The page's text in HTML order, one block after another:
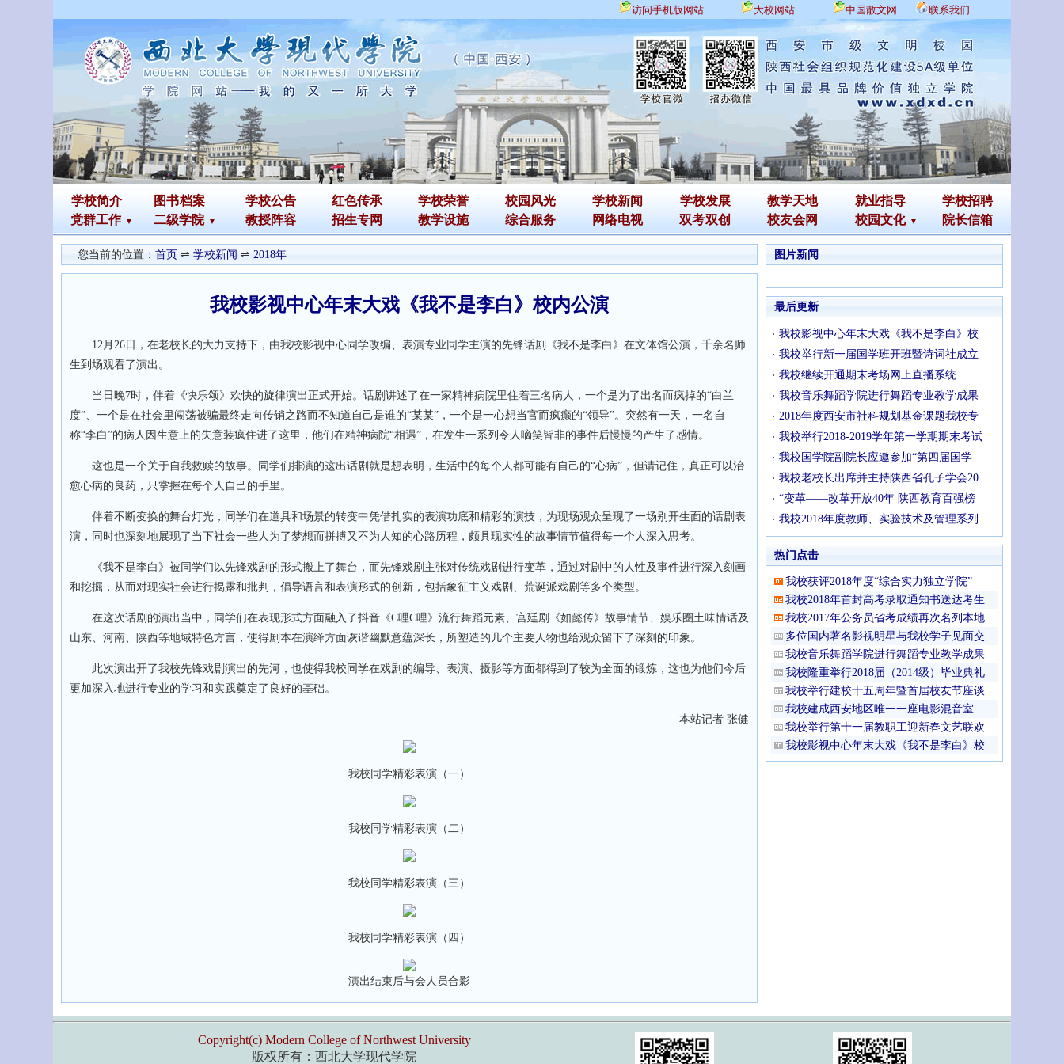
访问手机版网站 大校网站 中国散文网 联系我们
学校简介 图书档案 学校公告 红色传承 学校荣誉 校园风光 学校新闻 学校发展 教学天地 就业指导
学校招聘
党群工作
二级学院 教授阵容 招生专网 教学设施 综合服务 网络电视 双考双创 校友会网 校园文化 院长信箱
您当前的位置： 首页 ⇌ 学校新闻 ⇌ 2018年
我校影视中心年末大戏《我不是李白》校内公演
12月26日，在老校长的大力支持下，由我校影视中心同学改编、表演专业同学主演的先锋话剧《我不是李白》在文体馆公演，千余名师
生到场观看了演出。
当日晚7时，伴着《快乐颂》欢快的旋律演出正式开始。话剧讲述了在一家精神病院里住着三名病人，一个是为了出名而疯掉的“白兰
度”、一个是在社会里闯荡被骗最终走向传销之路而不知道自己是谁的“某某”，一个是一心想当官而疯癫的“领导”。突然有一天，一名自
称“李白”的病人因生意上的失意装疯住进了这里，他们在精神病院“相遇”，在发生一系列令人嘀笑皆非的事件后慢慢的产生了感情。
这也是一个关于自我救赎的故事。同学们排演的这出话剧就是想表明，生活中的每个人都可能有自己的“心病”，但请记住，真正可以治
愈心病的良药，只掌握在每个人自己的手里。
伴着不断变换的舞台灯光，同学们在道具和场景的转变中凭借扎实的表演功底和精彩的演技，为现场观众呈现了一场别开生面的话剧表
演，同时也深刻地展现了当下社会一些人为了梦想而拼搏又不为人知的心路历程，颇具现实性的故事情节值得每一个人深入思考。
《我不是李白》被同学们以先锋戏剧的形式搬上了舞台，而先锋戏剧主张对传统戏剧进行变革，通过对剧中的人性及事件进行深入刻画
和挖掘，从而对现实社会进行揭露和批判，倡导语言和表演形式的创新，包括象征主义戏剧、荒诞派戏剧等多个类型。
在这次话剧的演出当中，同学们在表现形式方面融入了抖音《C哩C哩》流行舞蹈元素、宫廷剧《如懿传》故事情节、娱乐圈土味情话及
山东、河南、陕西等地域特色方言，使得剧本在演绎方面诙谐幽默意蕴深长，所塑造的几个主要人物也给观众留下了深刻的印象。
此次演出开了我校先锋戏剧演出的先河，也使得我校同学在戏剧的编导、表演、摄影等方面都得到了较为全面的锻炼，这也为他们今后
更加深入地进行专业的学习和实践奠定了良好的基础。
本站记者 张健
我校同学精彩表演（一）
我校同学精彩表演（二）
我校同学精彩表演（三）
我校同学精彩表演（四）
演出结束后与会人员合影
图片新闻
最后更新
我校影视中心年末大戏《我不是李白》校
我校举行新一届国学班开班暨诗词社成立
我校继续开通期末考场网上直播系统
我校音乐舞蹈学院进行舞蹈专业教学成果
2018年度西安市社科规划基金课题我校专
我校举行2018-2019学年第一学期期末考试
我校国学院副院长应邀参加“第四届国学
我校老校长出席并主持陕西省孔子学会20
“变革——改革开放40年 陕西教育百强榜
我校2018年度教师、实验技术及管理系列
热门点击
我校获评2018年度“综合实力独立学院”
我校2018年首封高考录取通知书送达考生
我校2017年公务员省考成绩再次名列本地
多位国内著名影视明星与我校学子见面交
我校音乐舞蹈学院进行舞蹈专业教学成果
我校隆重举行2018届（2014级）毕业典礼
我校举行建校十五周年暨首届校友节座谈
我校建成西安地区唯一一座电影混音室
我校举行第十一届教职工迎新春文艺联欢
我校影视中心年末大戏《我不是李白》校
Copyright(c) Modern College of Northwest University
版权所有：西北大学现代学院